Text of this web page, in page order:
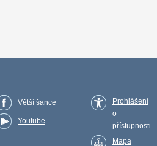
Větší šance
Youtube
Prohlášení
o
přístupnosti
Mapa